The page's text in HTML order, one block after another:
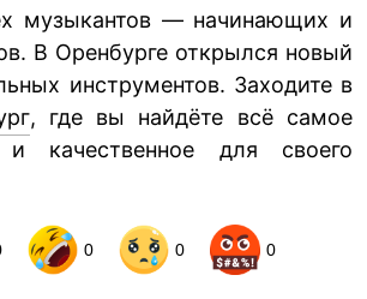
музыкантов — начинающих и
В Оренбурге открылся новый
инструментов. Заходите в
, где вы найдёте всё самое
и качественное для своего
0 0 0